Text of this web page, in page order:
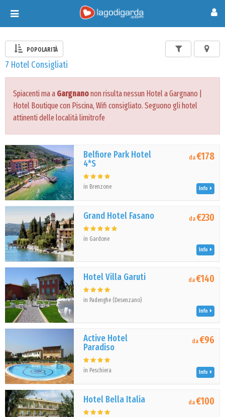
Toggle
navigation
POPOLARITÀ
7 Hotel Consigliati
Spiacenti ma a Gargnanonon risulta nessun Hotel a Gargnano |
Hotel Boutique con Piscina, Wifi consigliato. Seguono gli hotel
attinenti delle località limitrofe
Belfiore Park Hotel
4*S
in Brenzone
da€178
Info
Grand Hotel Fasano
in Gardone
da€230
Info
Hotel Villa Garuti
in Padenghe (Desenzano)
da€140
Info
Active Hotel
Paradiso
in Peschiera
da€96
Info
Hotel Bella Italia da€100